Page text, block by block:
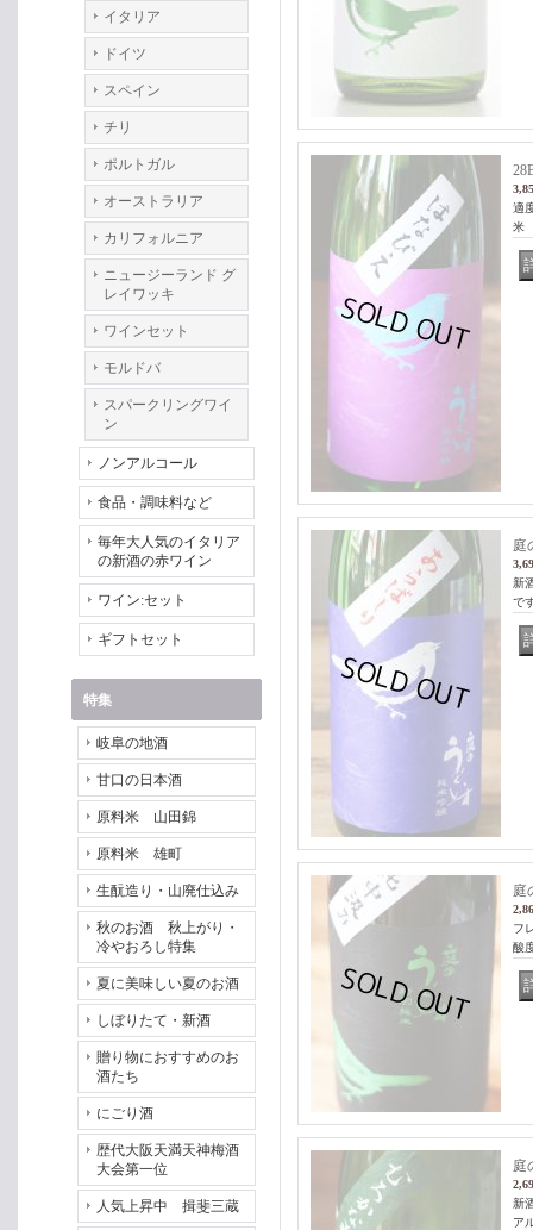
イタリア
ドイツ
スペイン
チリ
ポルトガル
オーストラリア
カリフォルニア
ニュージーランド グ
レイワッキ
ワインセット
モルドバ
スパークリングワイ
ン
ノンアルコール
食品・調味料など
毎年大人気のイタリア
の新酒の赤ワイン
ワイン:セット
ギフトセット
特集
岐阜の地酒
甘口の日本酒
原料米 山田錦
原料米 雄町
生酛造り・山廃仕込み
秋のお酒 秋上がり・
冷やおろし特集
夏に美味しい夏のお酒
しぼりたて・新酒
贈り物におすすめのお
酒たち
にごり酒
歴代大阪天満天神梅酒
大会第一位
人気上昇中 揖斐三蔵
適
米
庭
新
で
庭
フ
酸
庭
新
ア